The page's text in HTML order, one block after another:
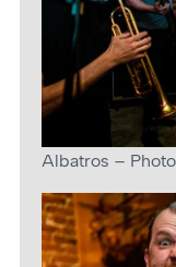
Albatros –